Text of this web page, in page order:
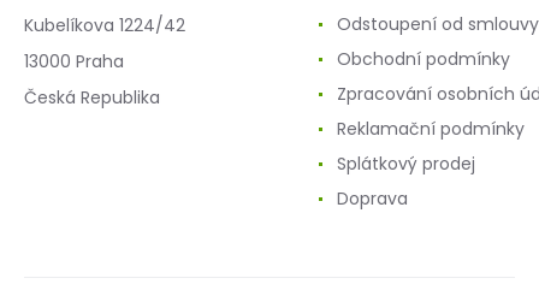
Kubelíkova 1224/42
13000 Praha
Česká Republika
Odstoupení od smlouvy
Obchodní podmínky
Zpracování osobních
Reklamační podmínky
Splátkový prodej
Doprava